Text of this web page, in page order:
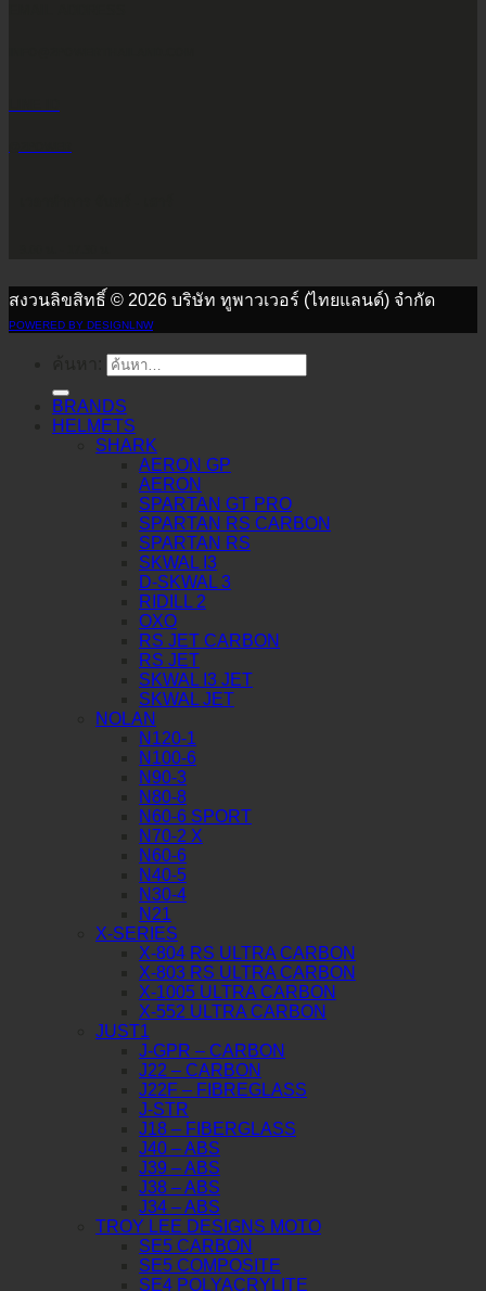
สงวนลิขสิทธิ์ © 2026 บริษัท ทูพาวเวอร์ (ไทยแลนด์) จำกัด
POWERED BY DESIGNLNW
BRANDS
HELMETS
SHARK
AERON GP
AERON
SPARTAN GT PRO
SPARTAN RS CARBON
SPARTAN RS
SKWAL I3
D-SKWAL 3
RIDILL 2
OXO
RS JET CARBON
RS JET
SKWAL I3 JET
SKWAL JET
NOLAN
N120-1
N100-6
N90-3
N80-8
N60-6 SPORT
N70-2 X
N60-6
N40-5
N30-4
N21
X-SERIES
X-804 RS ULTRA CARBON
X-803 RS ULTRA CARBON
X-1005 ULTRA CARBON
X-552 ULTRA CARBON
JUST1
J-GPR – CARBON
J22 – CARBON
J22F – FIBREGLASS
J-STR
J18 – FIBERGLASS
J40 – ABS
J39 – ABS
J38 – ABS
J34 – ABS
TROY LEE DESIGNS MOTO
SE5 CARBON
SE5 COMPOSITE
SE4 POLYACRYLITE